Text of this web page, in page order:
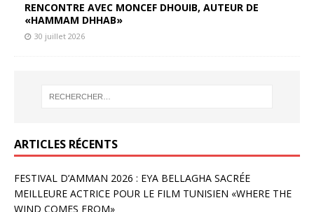
RENCONTRE AVEC MONCEF DHOUIB, AUTEUR DE
«HAMMAM DHHAB»
30 juillet 2026
ARTICLES RÉCENTS
FESTIVAL D’AMMAN 2026 : EYA BELLAGHA SACRÉE
MEILLEURE ACTRICE POUR LE FILM TUNISIEN «WHERE THE
WIND COMES FROM»